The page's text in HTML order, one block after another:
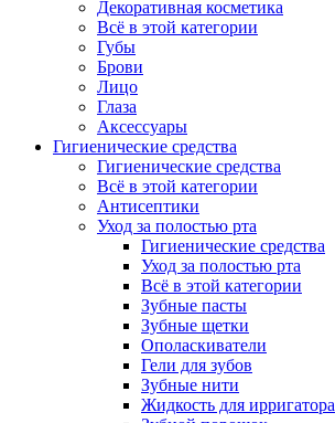
Декоративная косметика
Всё в этой категории
Губы
Брови
Лицо
Глаза
Аксессуары
Гигиенические средства
Гигиенические средства
Всё в этой категории
Антисептики
Уход за полостью рта
Гигиенические средства
Уход за полостью рта
Всё в этой категории
Зубные пасты
Зубные щетки
Ополаскиватели
Гели для зубов
Зубные нити
Жидкость для ирригатора